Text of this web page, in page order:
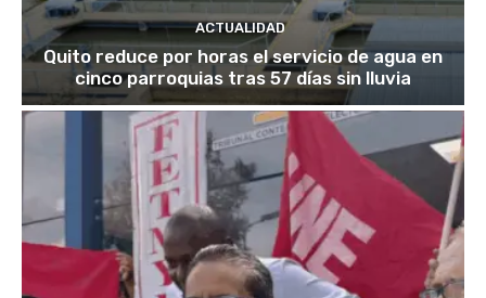
ACTUALIDAD
Quito reduce por horas el servicio de agua en
cinco parroquias tras 57 días sin lluvia